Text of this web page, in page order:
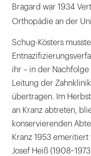
Bragard war 1934
Orthopädie an der
Schug-Kösters
ihr – in der
Leitung der
übertragen. Im
an Kranz abtreten,
konservierenden
Kranz 1953
Josef Heiß